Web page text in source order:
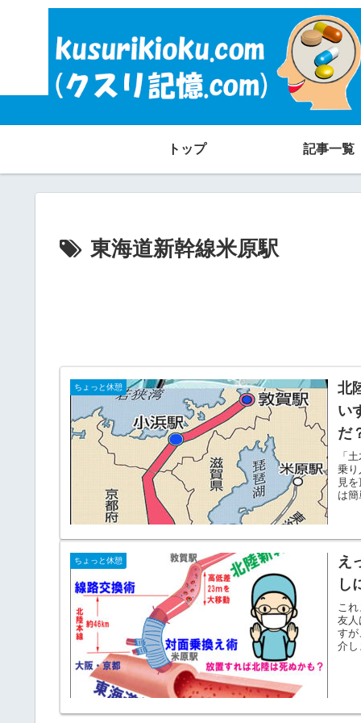
トップ 記事一覧
東海道新幹線米原駅
ちょっと休憩
北
い
だ
「
乗
見
は
ちょっと休憩
え
し
こ
友
す
介